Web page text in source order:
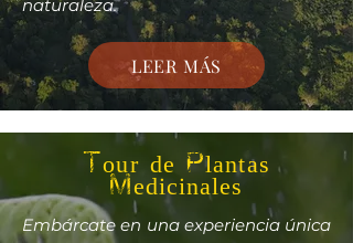
naturaleza.
LEER MÁS
Tour de Plantas
Medicinales
Embárcate en una experiencia única